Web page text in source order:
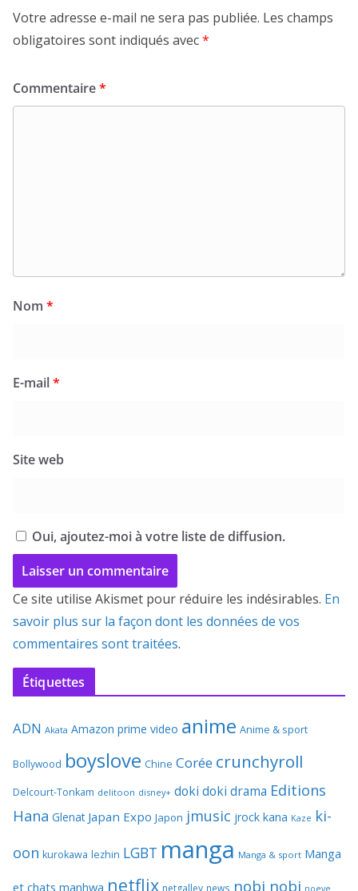
Votre adresse e-mail ne sera pas publiée. Les champs
obligatoires sont indiqués avec*
Commentaire*
Nom *
E-mail*
Site web
Oui, ajoutez-moi à votre liste de diffusion.
Ce site utilise Akismet pour réduire les indésirables. En
savoir plus sur la façon dont les données de vos
commentaires sont traitées.
Étiquettes
ADN Akata Amazon prime video anime Anime & sport
Bollywood boyslove Chine Corée crunchyroll
Delcourt-Tonkam delitoon disney+ doki doki drama Editions
Hana Glenat Japan Expo Japon jmusic jrock kana Kaze ki-
oon kurokawa lezhin LGBT manga Manga & sport Manga
et chats manhwa netflix news nobi nobi